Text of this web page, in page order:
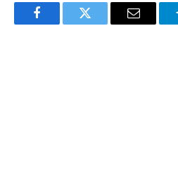
FacebookTwitter Email